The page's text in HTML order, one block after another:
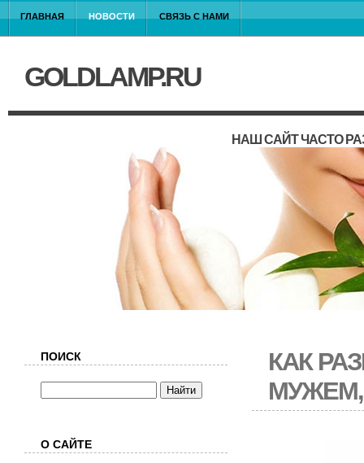
ГЛАВНАЯ НОВОСТИ СВЯЗЬ С НАМИ
GOLDLAMP.RU
НАШ САЙТ ЧАСТО
КАК
ПОИСК
О САЙТЕ